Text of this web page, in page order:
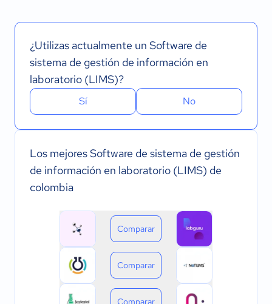
¿Utilizas actualmente un Software de
sistema de gestión de información en
laboratorio (LIMS)?
Sí No
Los mejores Software de sistema de gestión
de información en laboratorio (LIMS) de
colombia
Comparar
Comparar
Comparar